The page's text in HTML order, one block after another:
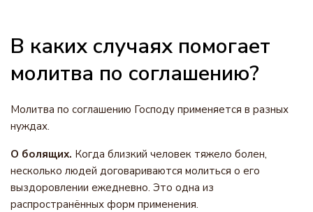
В каких случаях помогает
молитва по соглашению?
Молитва по соглашению Господу применяется в разных
нуждах.
О болящих. Когда близкий человек тяжело болен,
несколько людей договариваются молиться о его
выздоровлении ежедневно. Это одна из
распространённых форм применения.